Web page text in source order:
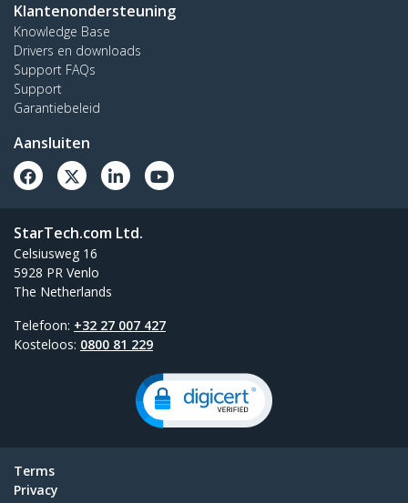
Klantenondersteuning
Knowledge Base
Drivers en downloads
Support FAQs
Support
Garantiebeleid
Aansluiten
StarTech.com Ltd.
Celsiusweg 16
5928 PR Venlo
The Netherlands
Telefoon: +32 27 007 427
Kosteloos: 0800 81 229
Terms
Privacy